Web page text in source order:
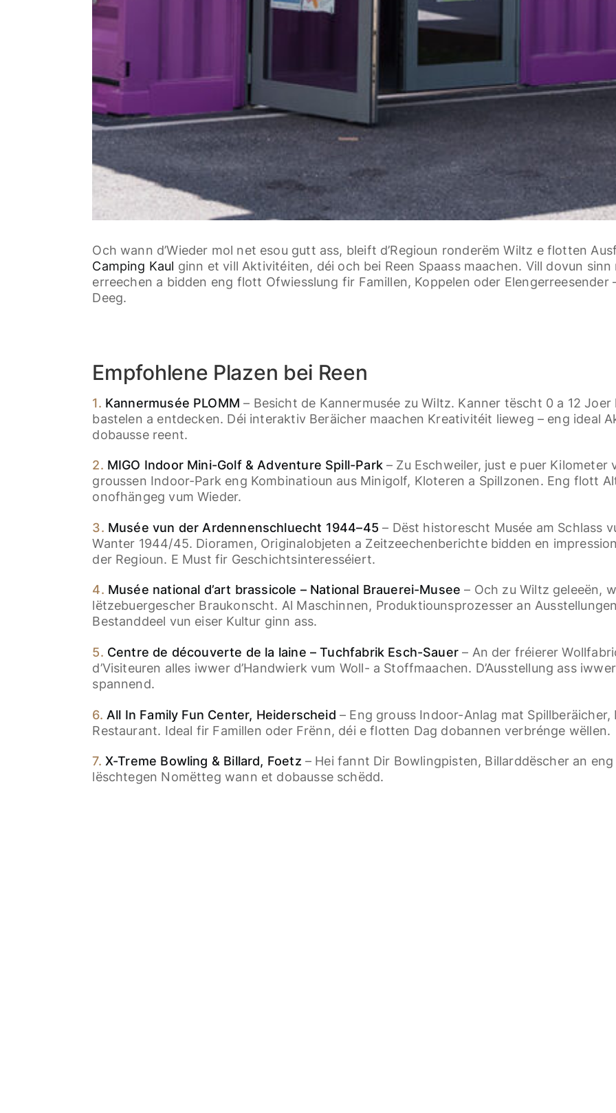
Home Präislescht [PDF] FAQ AGB
Och wann d’Wieder mol net esou gutt ass, bleift d’Regioun ronderëm Wiltz e flotten
Camping Kaul ginn et vill Aktivitéiten, déi och bei Reen Spaass maachen. Vill dovun
erreechen a bidden eng flott Ofwiesslung fir Famillen, Koppelen oder
Deeg.
Empfohlene Plazen bei Reen
1. Kannermusée PLOMM – Besicht de Kannermusée zu Wiltz. Kanner tëscht 0 a 12
bastelen a entdecken. Déi interaktiv Beräicher maachen Kreativitéit lieweg – eng ideal
dobausse reent.
2. MIGO Indoor Mini-Golf & Adventure Spill-Park– Zu Eschweiler, just e puer Kilometer
groussen Indoor-Park eng Kombinatioun aus Minigolf, Kloteren a Spillzonen. Eng flott
onofhängeg vum Wieder.
3. Musée vun der Ardennenschluecht 1944–45 – Dëst historescht Musée am Schlass
Wanter 1944/45. Dioramen, Originalobjeten a Zeitzeechenberichte bidden en
der Regioun. E Must fir Geschichtsinteresséiert.
4. Musée national d’art brassicole – National Brauerei-Musee – Och zu Wiltz geleeën,
lëtzebuergescher Braukonscht. Al Maschinnen, Produktiounsprozesser an
Bestanddeel vun eiser Kultur ginn ass.
5. Centre de découverte de la laine – Tuchfabrik Esch-Sauer – An der fréierer
d’Visiteuren alles iwwer d’Handwierk vum Woll- a Stoffmaachen. D’Ausstellung ass
spannend.
6. All In Family Fun Center, Heiderscheid – Eng grouss Indoor-Anlag mat
Restaurant. Ideal fir Famillen oder Frënn, déi e flotten Dag dobannen verbrénge wëllen.
7. X-Treme Bowling & Billard, Foetz – Hei fannt Dir Bowlingpisten, Billarddëscher an
lëschtegen Nomëtteg wann et dobausse schëdd.